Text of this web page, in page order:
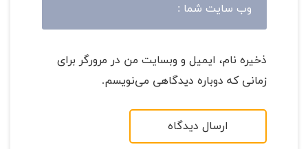
ذخیره نام، ایمیل و وبسایت من در مرورگر برای
زمانی که دوباره دیدگاهی می‌نویسم.